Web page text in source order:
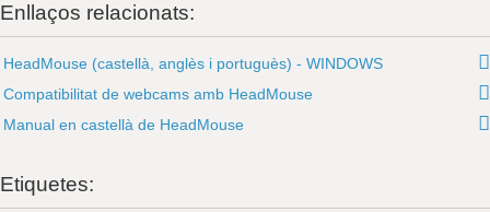
Enllaços relacionats:
HeadMouse (castellà, anglès i portuguès) - WINDOWS
Compatibilitat de webcams amb HeadMouse
Manual en castellà de HeadMouse
Etiquetes: